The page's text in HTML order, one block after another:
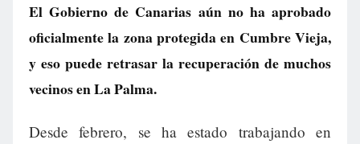
El Gobierno de Canarias aún no ha aprobado
oficialmente la zona protegida en Cumbre Vieja,
y eso puede retrasar la recuperación de muchos
vecinos en La Palma.
Desde febrero, se ha estado trabajando en